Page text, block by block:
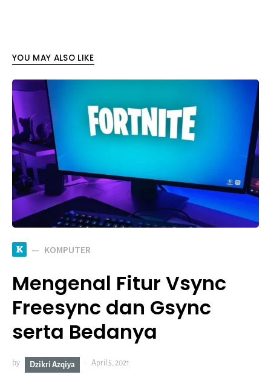
YOU MAY ALSO LIKE
K KOMPUTER
Mengenal Fitur Vsync
Freesync dan Gsync
serta Bedanya
by Dzikri Azqiya April 5, 2021